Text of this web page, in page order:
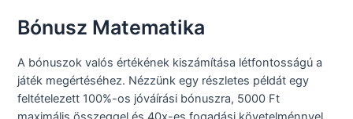
Bónusz Matematika
A bónuszok valós értékének kiszámítása létfontosságú a
játék megértéséhez. Nézzünk egy részletes példát egy
feltételezett 100%-os jóváírási bónuszra, 5000 Ft